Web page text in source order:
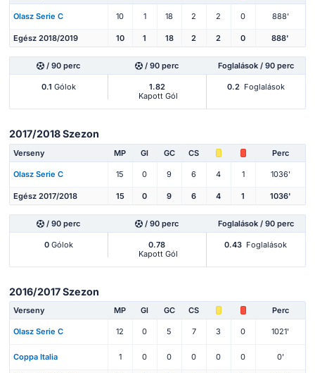
Olasz Serie C 10 1 18 2 2 0 888'
Egész 2018/2019 10 1 18 2 2 0 888'
/ 90 perc / 90 perc Foglalások / 90 perc
0.1 Gólok
1.82
Kapott Gól
0.2 Foglalások
2017/2018 Szezon
Verseny MP Gl GC CS Perc
Olasz Serie C 15 0 9 6 4 1 1036'
Egész 2017/2018 15 0 9 6 4 1 1036'
/ 90 perc / 90 perc Foglalások / 90 perc
0Gólok
0.78
Kapott Gól
0.43 Foglalások
2016/2017 Szezon
Verseny MP Gl GC CS Perc
Olasz Serie C 12 0 5 7 3 0 1021'
Coppa Italia 1 0 0 0 0 0 0'